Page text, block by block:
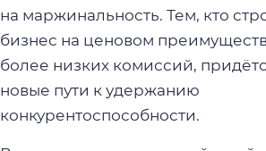
на маржинальность. Тем, кто
бизнес на ценовом
более низких комиссий,
новые пути к удержанию
конкурентоспособности.